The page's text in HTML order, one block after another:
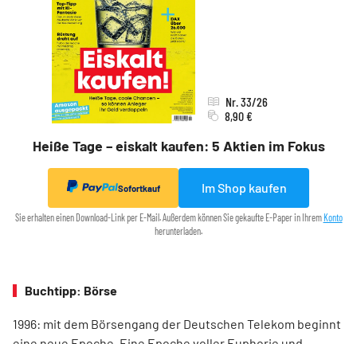
Heiße Tage – eiskalt kaufen: 5 Aktien im Fokus
Nr. 33/26
8,90 €
Sofortkauf Im Shop kaufen
Sie erhalten einen Download-Link per E-Mail. Außerdem können Sie gekaufte E-Paper in Ihrem Konto
herunterladen.
Buchtipp: Börse
1996: mit dem ­Börsen­­gang der Deutschen Telekom ­beginnt